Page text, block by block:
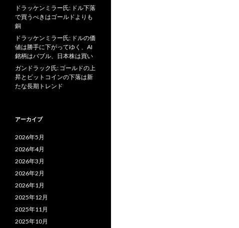
ドラッケンミラー氏: ドル下落
で買うべきはゴールドよりも
銅
ドラッケンミラー氏: ドルの価
値は勝手に下がってゆく、AI
銘柄はバブル、日本株は買い
ガンドラック氏: ゴールドの上
昇とビットコインの下落は新
たな長期トレンド
アーカイブ
2026年5月
2026年4月
2026年3月
2026年2月
2026年1月
2025年12月
2025年11月
2025年10月